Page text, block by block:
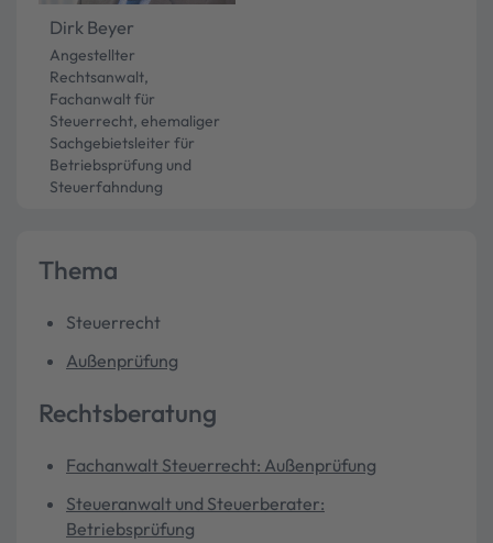
Dirk Beyer
Angestellter
Rechtsanwalt,
Fachanwalt für
Steuerrecht, ehemaliger
Sachgebietsleiter für
Betriebsprüfung und
Steuerfahndung
Thema
Steuerrecht
Außenprüfung
Rechtsberatung
Fachanwalt Steuerrecht: Außenprüfung
Steueranwalt und Steuerberater:
Betriebsprüfung